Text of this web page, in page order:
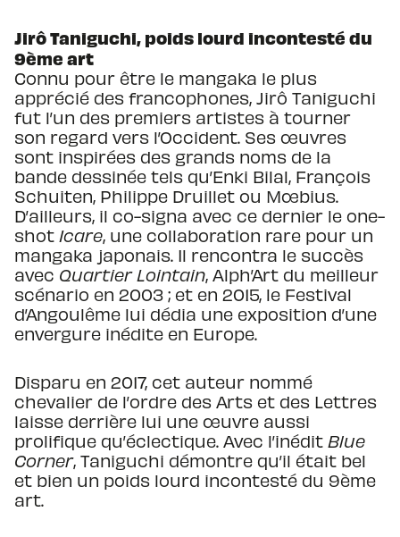
Jirô Taniguchi, poids lourd incontesté du
9ème art
Connu pour être le mangaka le plus
apprécié des francophones, Jirô Taniguchi
fut l’un des premiers artistes à tourner
son regard vers l’Occident. Ses œuvres
sont inspirées des grands noms de la
bande dessinée tels qu’Enki Bilal, François
Schuiten, Philippe Druillet ou Mœbius.
D’ailleurs, il co-signa avec ce dernier le one-
shot Icare, une collaboration rare pour un
mangaka japonais. Il rencontra le succès
avec Quartier Lointain, Alph’Art du meilleur
scénario en 2003 ; et en 2015, le Festival
d’Angoulême lui dédia une exposition d’une
envergure inédite en Europe.
Disparu en 2017, cet auteur nommé
chevalier de l’ordre des Arts et des Lettres
laisse derrière lui une œuvre aussi
prolifique qu’éclectique. Avec l’inédit Blue
Corner, Taniguchi démontre qu’il était bel
et bien un poids lourd incontesté du 9ème
art.